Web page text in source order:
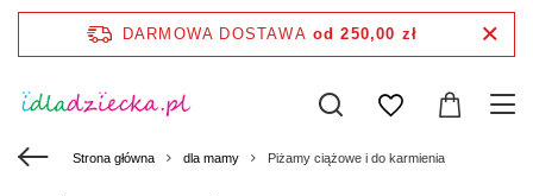
DARMOWA DOSTAWA od 250,00 zł
Strona główna dla mamy Piżamy ciążowe i do karmienia